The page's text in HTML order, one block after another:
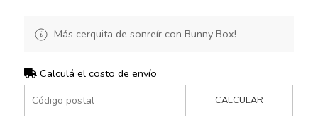
Más cerquita de sonreír con Bunny Box!
Calculá el costo de envío
CALCULAR